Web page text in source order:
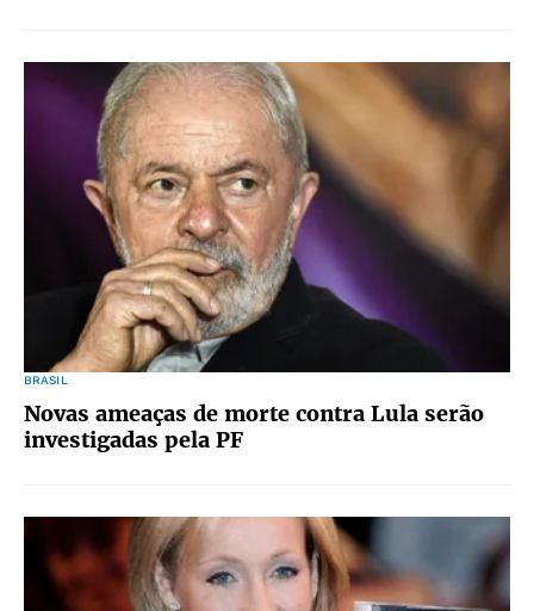
BRASIL
Novas ameaças de morte contra Lula serão
investigadas pela PF